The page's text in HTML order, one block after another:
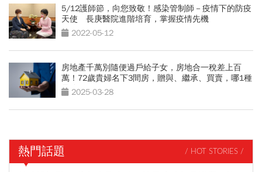
5/12護師節，向您致敬！感染管制師－疫情下的防疫
天使 長庚醫院進階培育，掌握疫情先機
2022-05-12
房地產千萬別隨便過戶給子女，房地合一稅差上百
萬！72歲貴婦名下3間房，贈與、繼承、買賣，哪1種
最節稅？
2025-03-28
熱門話題 / HOT STORIES /